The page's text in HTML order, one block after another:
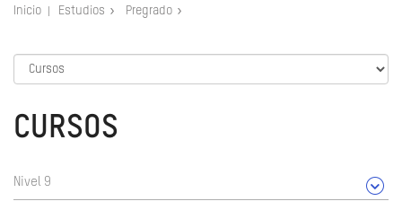
Inicio Estudios Pregrado
CURSOS
Nivel 9